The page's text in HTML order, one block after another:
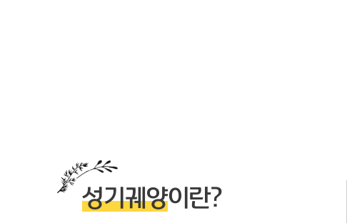
성기궤양이란?